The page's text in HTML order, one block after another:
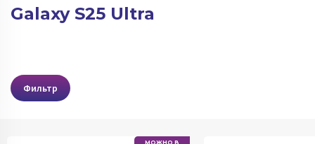
Galaxy S25 Ultra
Фильтр
МОЖНО В